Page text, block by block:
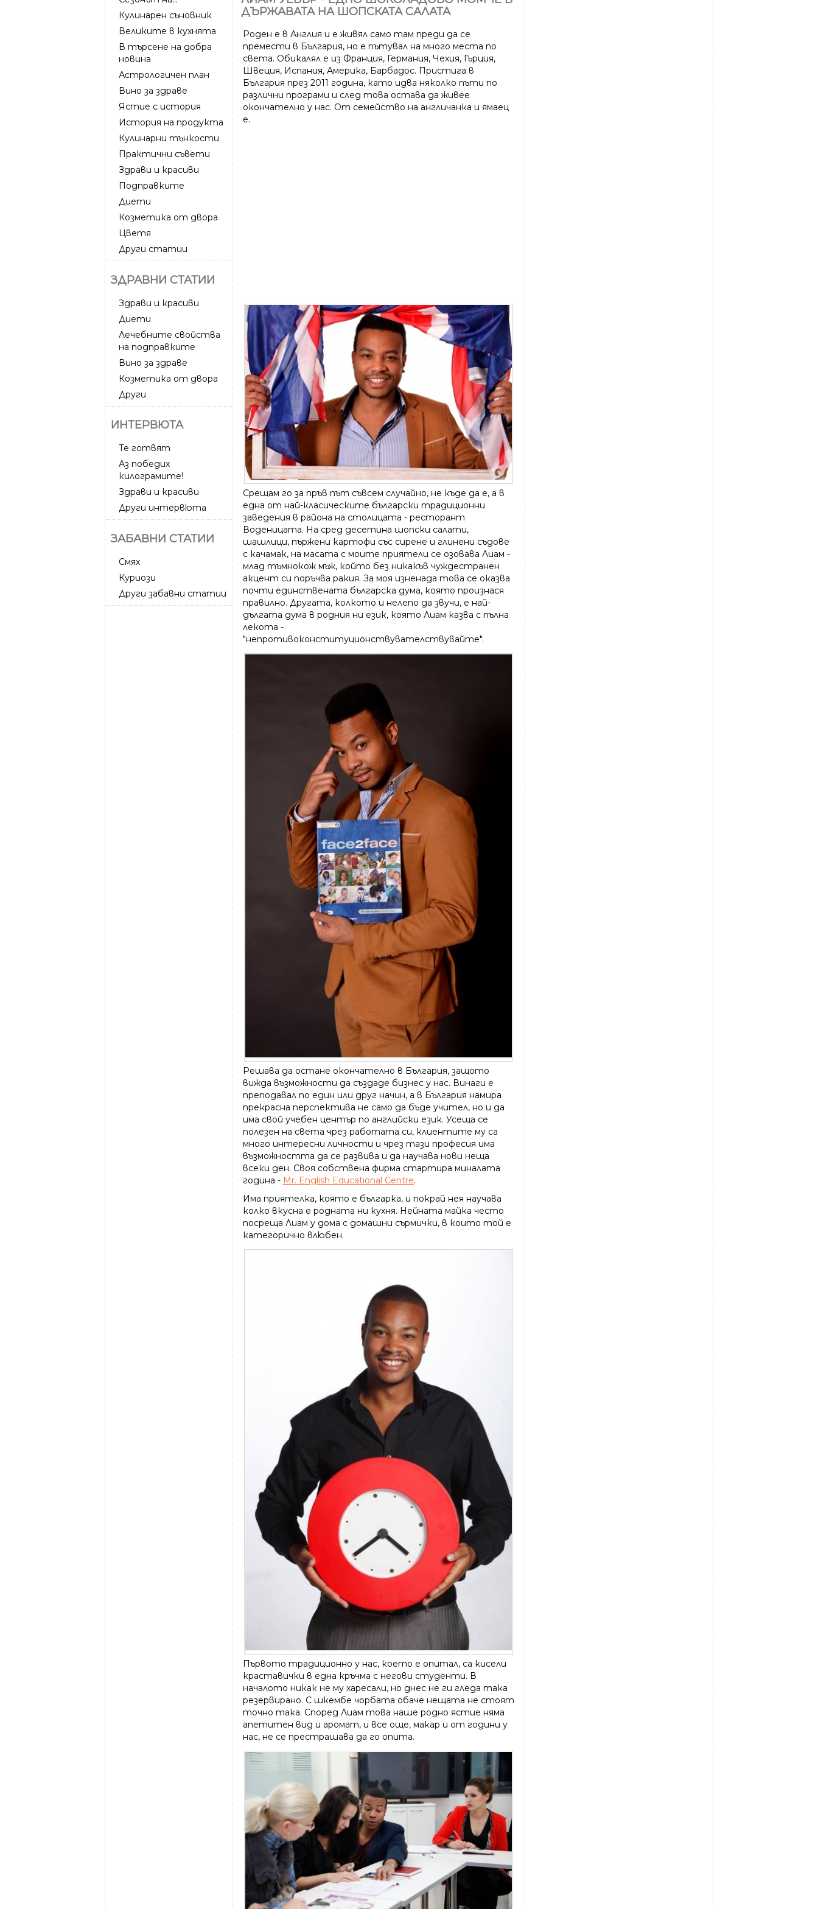
Кулинарен съновник
Великите в кухнята
В търсене на добра
новина
Астрологичен план
Вино за здраве
Ястие с история
История на продукта
Кулинарни тънкости
Практични съвети
Здрави и красиви
Подправките
Диети
Козметика от двора
Цветя
Други статии
ЗДРАВНИ СТАТИИ
Здрави и красиви
Диети
Лечебните свойства
на подправките
Вино за здраве
Козметика от двора
Други
ИНТЕРВЮТА
Те готвят
Аз победих
килограмите!
Здрави и красиви
Други интервюта
ЗАБАВНИ СТАТИИ
Смях
Куриози
Други забавни статии
ДЪРЖАВАТА НА ШОПСКАТА САЛАТА
Роден е в Англия и е живял само там преди да се
премести в България, но е пътувал на много места по
света. Обикалял е из Франция, Германия, Чехия, Гърция,
Швеция, Испания, Америка, Барбадос. Пристига в
България през 2011 година, като идва няколко пъти по
различни програми и след това остава да живее
окончателно у нас. От семейство на англичанка и ямаец
е.
Срещам го за пръв път съвсем случайно, не къде да е, а в
една от най-класическите български традиционни
заведения в района на столицата - ресторант
Воденицата. На сред десетина шопски салати,
шашлици, пържени картофи със сирене и глинени съдове
с качамак, на масата с моите приятели се озовава Лиам -
млад тъмнокож мъж, който без никакъв чуждестранен
акцент си поръчва ракия. За моя изненада това се оказва
почти единствената българска дума, която произнася
правилно. Другата, колкото и нелепо да звучи, е най-
дългата дума в родния ни език, която Лиам казва с пълна
лекота -
"непротивоконституционствувателствувайте".
Решава да остане окончателно в България, защото
вижда възможности да създаде бизнес у нас. Винаги е
преподавал по един или друг начин, а в България намира
прекрасна перспектива не само да бъде учител, но и да
има свой учебен център по английски език. Усеща се
полезен на света чрез работата си, клиентите му са
много интересни личности и чрез тази професия има
възможността да се развива и да научава нови неща
всеки ден. Своя собствена фирма стартира миналата
година - Mr. English Educational Centre.
Има приятелка, която е българка, и покрай нея научава
колко вкусна е родната ни кухня. Нейната майка често
посреща Лиам у дома с домашни сърмички, в които той е
категорично влюбен.
Първото традиционно у нас, което е опитал, са кисели
краставички в една кръчма с негови студенти. В
началото никак не му харесали, но днес не ги гледа така
резервирано. С шкембе чорбата обаче нещата не стоят
точно така. Според Лиам това наше родно ястие няма
апетитен вид и аромат, и все още, макар и от години у
нас, не се престрашава да го опита.